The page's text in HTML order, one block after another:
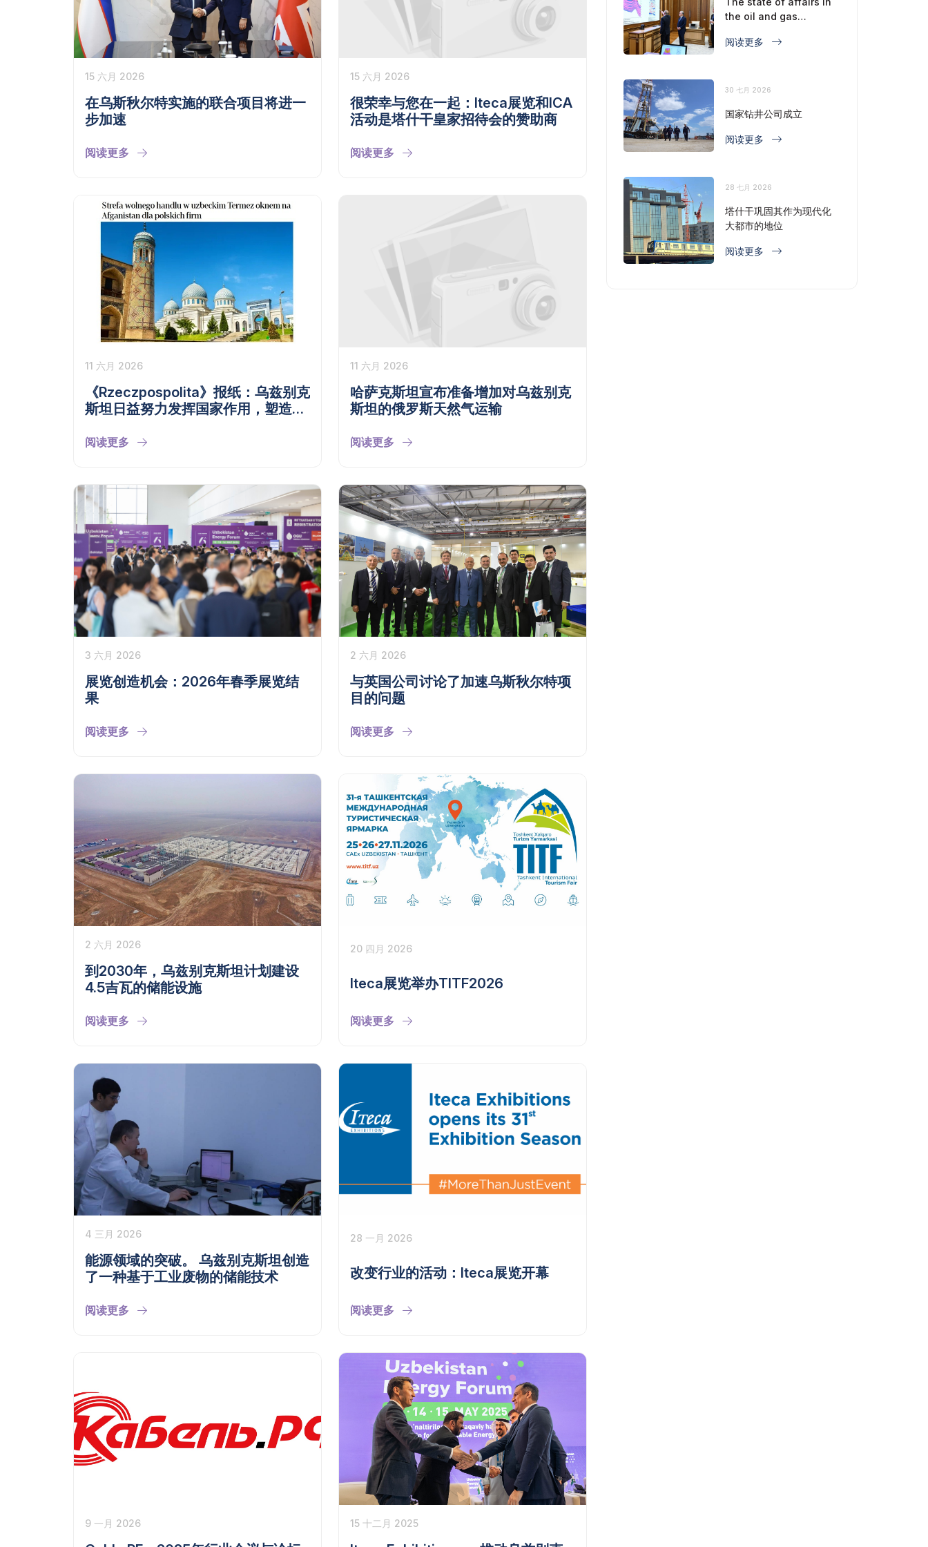
15 六月 2026
在乌斯秋尔特实施的联合项目将进一
步加速
阅读更多
15 六月 2026
很荣幸与您在一起：Iteca展览和ICA
活动是塔什干皇家招待会的赞助商
阅读更多
11 六月 2026
《Rzeczpospolita》报纸：乌兹别克
斯坦日益努力发挥国家作用，塑造中
阅读更多
11 六月 2026
哈萨克斯坦宣布准备增加对乌兹别克
斯坦的俄罗斯天然气运输
阅读更多
3 六月 2026
展览创造机会：2026年春季展览结
果
阅读更多
2 六月 2026
与英国公司讨论了加速乌斯秋尔特项
目的问题
阅读更多
2 六月 2026
到2030年，乌兹别克斯坦计划建设
4.5吉瓦的储能设施
阅读更多
20 四月 2026
Iteca展览举办TITF2026
阅读更多
4 三月 2026
能源领域的突破。 乌兹别克斯坦创造
了一种基于工业废物的储能技术
阅读更多
28 一月 2026
改变行业的活动：Iteca展览开幕
阅读更多
9 一月 2026 15 十二月 2025
the oil and gas
阅读更多
30 七月 2026
国家钻井公司成立
阅读更多
28 七月 2026
塔什干巩固其作为现代化
大都市的地位
阅读更多